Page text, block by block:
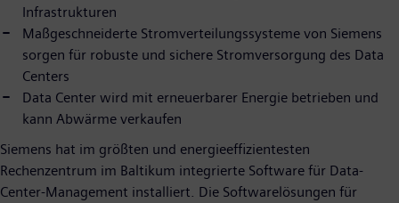
Infrastrukturen
Maßgeschneiderte Stromverteilungssysteme von Siemens
sorgen für robuste und sichere Stromversorgung des Data
Centers
Data Center wird mit erneuerbarer Energie betrieben und
kann Abwärme verkaufen
Siemens hat im größten und energieeffizientesten
Rechenzentrum im Baltikum integrierte Software für Data-
Center-Management installiert. Die Softwarelösungen für